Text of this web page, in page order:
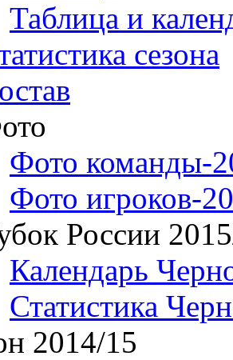
Таблица и
сезона
Фото команды-
Фото игроков-
России
Календарь
Статистика
2014/15